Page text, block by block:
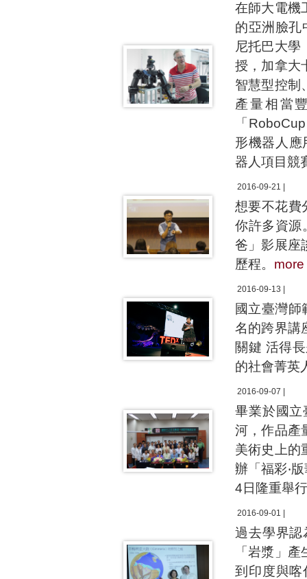
在師大電機
的亞洲臉孔
尼托巴大學
授，加拿大
智慧型控制
產量相當
「
形機器人應
器人項目競
2016-09-21 |
想要不花費
你許多資
爸」影展座
歷程。 more
2016-09-13 |
國立臺灣
名的跨界講
關鍵 活得
的社會菁英
2016-09-07 |
畢業於國立
河，作品產
美術史上的
辦「福彩‧
4日隆重舉
2016-09-01 |
過去學界認
「岩漿」
到印度與喀